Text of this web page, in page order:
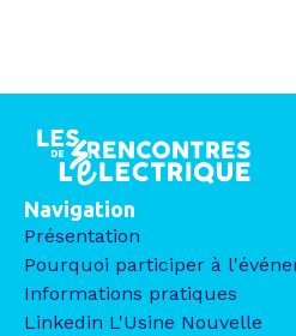
Navigation
Présentation
Pourquoi participer à
Informations pratiques
Linkedin L'Usine Nouvelle